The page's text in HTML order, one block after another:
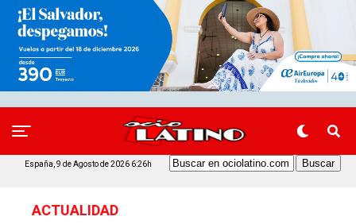
España, 9 de Agosto de 2026 6:26h
ACTUALIDAD